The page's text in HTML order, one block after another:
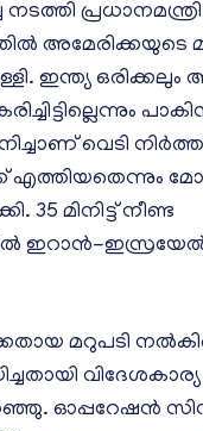
പ്രധാനമന്ത്രി
അമേരിക്കയുടെ
ഇന്ത്യ
വെടി
35 മിനിട്ട് നീണ്ട
ഇറാൻ-
മറുപടി
വിദേശകാര്യ
ഓപ്പറേഷൻ